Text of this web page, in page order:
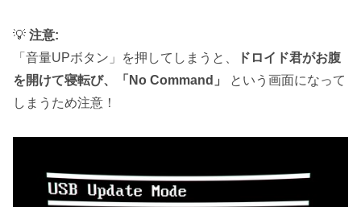
💡 注意:
「音量UPボタン」を押してしまうと、
ドロイド君がお腹
を開けて寝転び、「No Command」
という画面になって
しまうため注意！